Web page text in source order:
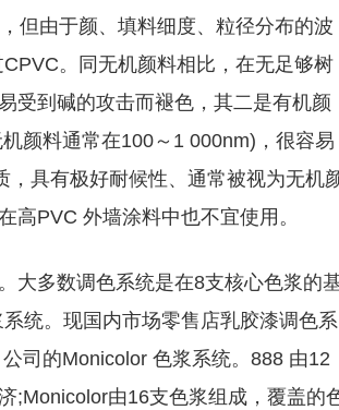
但由于颜、填料细度、粒径分布的波
。同无机颜料相比，在无足够树
受到碱的攻击而褪色，其二是有机颜
颜料通常在100～1 000nm)，很容易
具有极好耐候性、通常被视为无机
PVC 外墙涂料中也不宜使用。
大多数调色系统是在8支核心色浆的
统。现国内市场零售店乳胶漆调色系
司的Monicolor 色浆系统。888 由12
;Monicolor由16支色浆组成，覆盖的